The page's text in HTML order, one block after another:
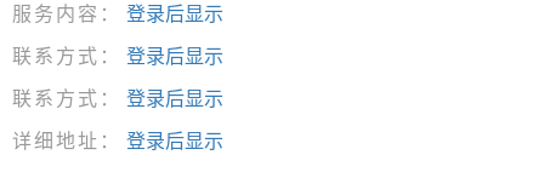
服务内容：
登录后显示
联系方式：
登录后显示
联系方式：
登录后显示
详细地址：
登录后显示